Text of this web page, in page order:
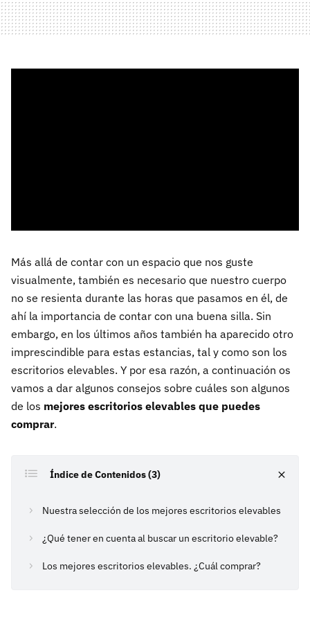
Más allá de contar con un espacio que nos guste
visualmente, también es necesario que nuestro cuerpo
no se resienta durante las horas que pasamos en él, de
ahí la importancia de contar con una buena silla. Sin
embargo, en los últimos años también ha aparecido otro
imprescindible para estas estancias, tal y como son los
escritorios elevables. Y por esa razón, a continuación os
vamos a dar algunos consejos sobre cuáles son algunos
de los mejores escritorios elevables que puedes
comprar.
Índice de Contenidos (3)
Nuestra selección de los mejores escritorios elevables
¿Qué tener en cuenta al buscar un escritorio elevable?
Los mejores escritorios elevables. ¿Cuál comprar?